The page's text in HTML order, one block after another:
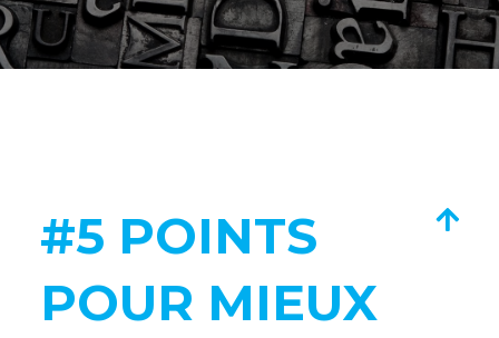
#5 POINTS
POUR MIEUX